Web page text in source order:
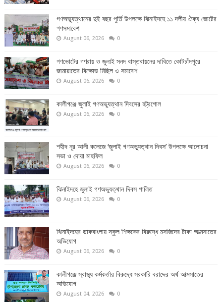
গণঅভ্যুত্থানের দুই বছর পুর্তি উপলক্ষে ঝিনাইদহে ১১ দলীয় ঐক্য জোটের
গণসমাবেশ
August 06, 2026 0
গণভোটের গণরায় ও জুলাই সনদ বাস্তবায়নের দাবিতে কোটচাঁদপুরে
জামায়াতের বিক্ষোভ মিছিল ও সমাবেশ
August 06, 2026 0
কালীগঞ্জে জুলাই গণঅভ্যুত্থান দিবসের হট্রগোল
August 06, 2026 0
শহীদ নূর আলী কলেজে ‘জুলাই গণঅভ্যুত্থান দিবস’ উপলক্ষে আলোচনা
সভা ও দোয়া মাহফিল
August 06, 2026 0
ঝিনাইদহে জুলাই গণঅভ্যুত্থান দিবস পালিত
August 06, 2026 0
ঝিনাইদহের ডাকবাংলায় স্কুল শিক্ষকের বিরুদ্ধে মসজিদের টাকা আত্মসাতের
অভিযোগ
August 06, 2026 0
কালীগঞ্জে স্বাস্থ্য কর্মকর্তার বিরুদ্ধে সরকারি বরাদ্দের অর্থ আত্মসাতের
অভিযোগ
August 04, 2026 0